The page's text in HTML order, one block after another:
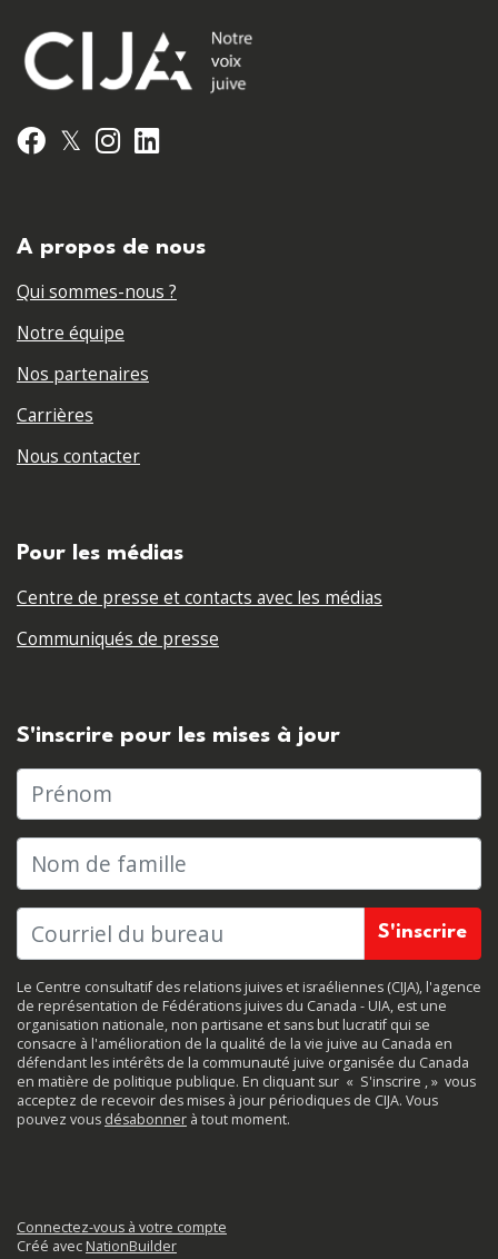
Facebook
𝕏 Instagram
A propos de nous
Qui sommes-nous ?
Notre équipe
Nos partenaires
Carrières
Nous contacter
Pour les médias
Centre de presse et contacts avec les médias
Communiqués de presse
S'inscrire pour les mises à jour
Prénom
Nom de famille
Le Centre consultatif des relations juives et israéliennes (CIJA), l'agence
de représentation de Fédérations juives du Canada - UIA, est une
organisation nationale, non partisane et sans but lucratif qui se
consacre à l'amélioration de la qualité de la vie juive au Canada en
défendant les intérêts de la communauté juive organisée du Canada
en matière de politique publique. En cliquant sur « S'inscrire , » vous
acceptez de recevoir des mises à jour périodiques de CIJA. Vous
pouvez vous désabonner à tout moment.
Connectez-vous à votre compte
Créé avec NationBuilder